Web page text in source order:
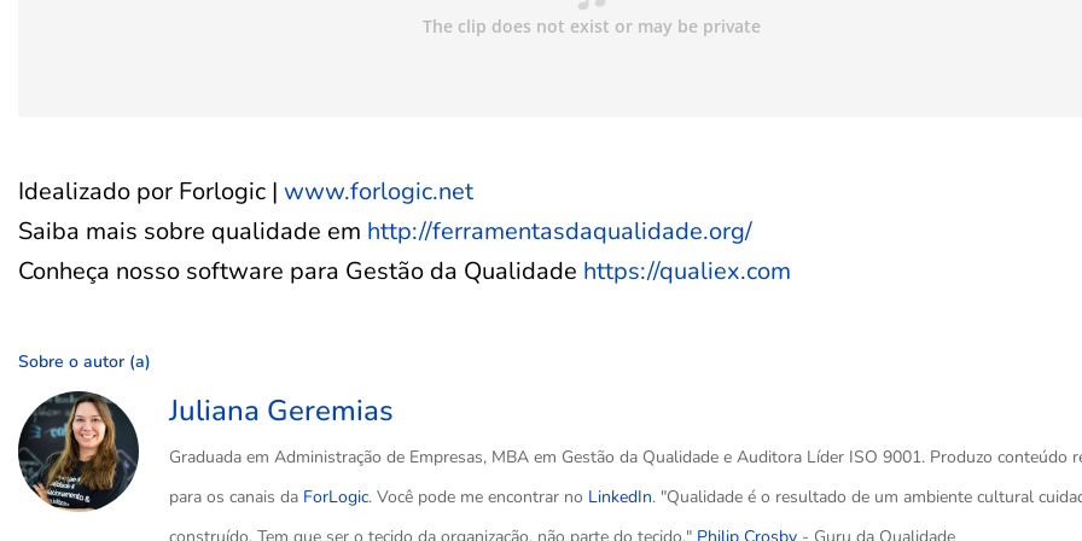
Idealizado por Forlogic | www.forlogic.net
Saiba mais sobre qualidade em http://ferramentasdaqualidade.org/
Conheça nosso software para Gestão da Qualidade https://qualiex.com
Sobre o autor (a)
Juliana Geremias
Graduada em Administração de Empresas, MBA em Gestão da Qualidade e Auditora Líder ISO 9001. Produzo conteúdo
para os canais da ForLogic. Você pode me encontrar no LinkedIn. "Qualidade é o resultado de um ambiente cultural